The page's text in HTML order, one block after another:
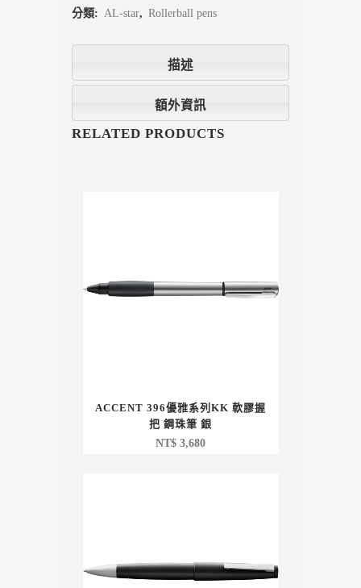
分類: AL-star, Rollerball pens
描述
額外資訊
RELATED PRODUCTS
ACCENT 396優雅系列KK 軟膠握
把 鋼珠筆 銀
NT$ 3,680